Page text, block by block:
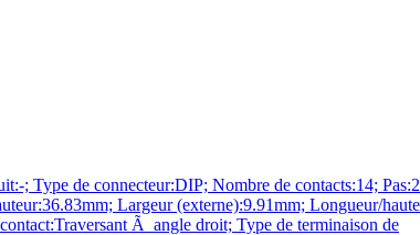
de connecteur:DIP; Nombre de contacts:14;
Largeur (externe):9.91mm; Longueur/
Ã angle droit; Type de terminaison de